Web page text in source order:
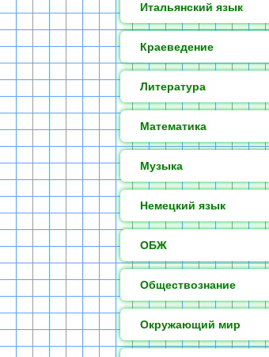
Итальянский язык
Краеведение
Литература
Математика
Музыка
Немецкий язык
ОБЖ
Обществознание
Окружающий мир